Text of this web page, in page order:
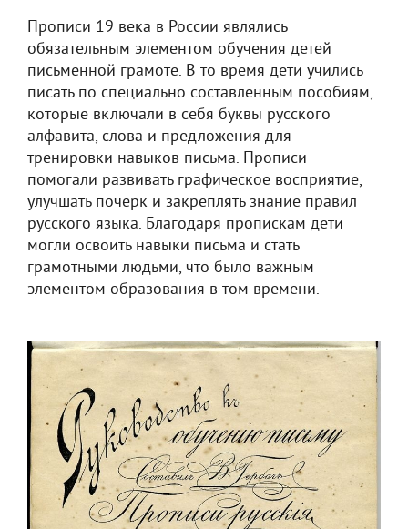
Прописи 19 века в России являлись
обязательным элементом обучения детей
письменной грамоте. В то время дети учились
писать по специально составленным пособиям,
которые включали в себя буквы русского
алфавита, слова и предложения для
тренировки навыков письма. Прописи
помогали развивать графическое восприятие,
улучшать почерк и закреплять знание правил
русского языка. Благодаря пропискам дети
могли освоить навыки письма и стать
грамотными людьми, что было важным
элементом образования в том времени.